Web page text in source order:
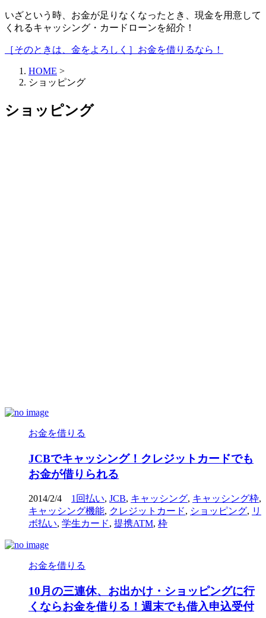
いざという時、お金が足りなくなったとき、現金を用意して
くれるキャッシング・カードローンを紹介！
［そのときは、金をよろしく］お金を借りるなら！
HOME >
ショッピング
ショッピング
お金を借りる
JCBでキャッシング！クレジットカードでも
お金が借りられる
2014/2/4 1回払い, JCB, キャッシング, キャッシング枠,
キャッシング機能, クレジットカード, ショッピング, リ
ボ払い, 学生カード, 提携ATM, 枠
お金を借りる
10月の三連休、お出かけ・ショッピングに行
くならお金を借りる！週末でも借入申込受付